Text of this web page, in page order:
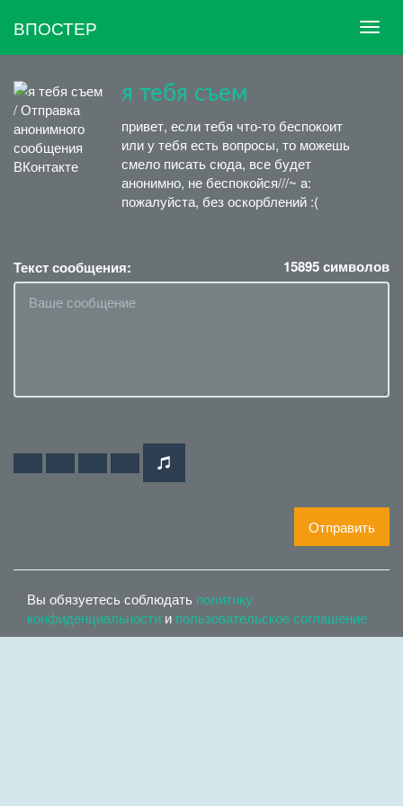
ВПОСТЕР
я тебя съем
привет, если тебя что-то беспокоит
или у тебя есть вопросы, то можешь
смело писать сюда, все будет
анонимно, не беспокойся///~ a:
пожалуйста, без оскорблений :(
Текст сообщения: 15895символов
Отправить
Вы обязуетесь соблюдать политику
конфиденциальности и пользовательское соглашение